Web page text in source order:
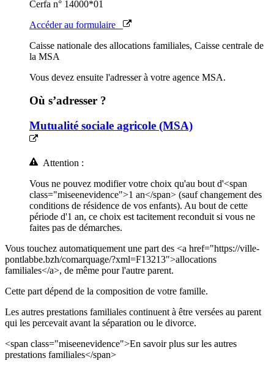
Cerfa n° 14000*01
Accéder au formulaire
Caisse nationale des allocations familiales, Caisse centrale de
la MSA
Vous devez ensuite l'adresser à votre agence MSA.
Où s’adresser ?
Mutualité sociale agricole (MSA)
Attention :
Vous ne pouvez modifier votre choix qu'au bout d'<span
class="miseenevidence">1 an</span> (sauf changement des
conditions de résidence de vos enfants). Au bout de cette
période d'1 an, ce choix est tacitement reconduit si vous ne
faites pas de démarches.
Vous touchez automatiquement une part des <a href="https://ville-
pontlabbe.bzh/comarquage/?xml=F13213">allocations
familiales</a>, de même pour l'autre parent.
Cette part dépend de la composition de votre famille.
Les autres prestations familiales continuent à être versées au parent
qui les percevait avant la séparation ou le divorce.
<span class="miseenevidence">En savoir plus sur les autres
prestations familiales</span>